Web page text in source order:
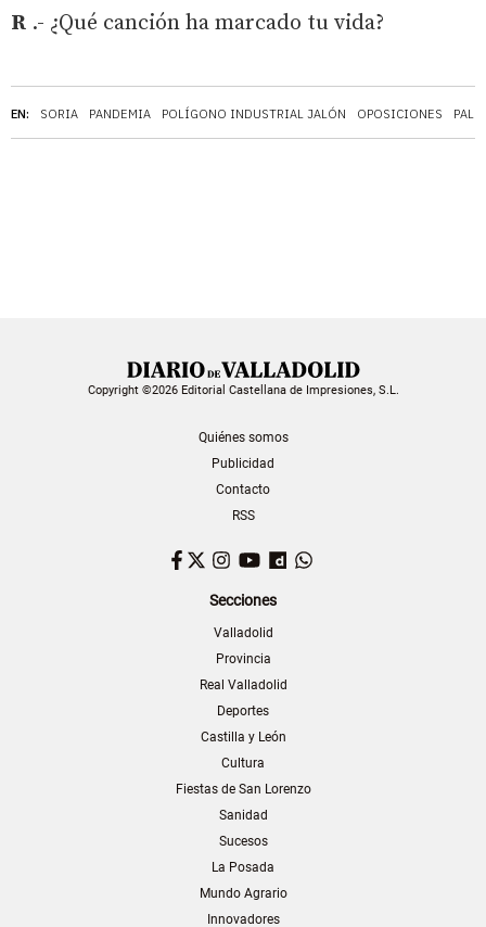
EN: SORIA PANDEMIA POLÍGONO INDUSTRIAL JALÓN OPOSICIONES
R .- ¿Qué canción ha marcado tu vida?
Copyright ©2026 Editorial Castellana de Impresiones, S.L.
Quiénes somos
Publicidad
Contacto
RSS
Facebook
TwitterInstagram
YouTubeDailymotion
Secciones
Valladolid
Provincia
Real Valladolid
Deportes
Castilla y León
Cultura
Fiestas de San Lorenzo
Sanidad
Sucesos
La Posada
Mundo Agrario
Innovadores